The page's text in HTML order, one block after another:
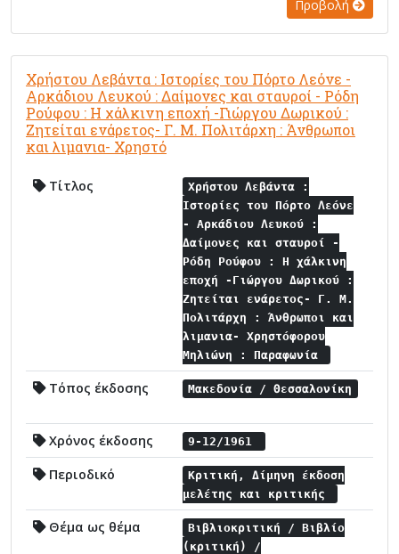
Προβολή
Χρήστου Λεβάντα : Ιστορίες του Πόρτο Λεόνε -
Αρκάδιου Λευκού : Δαίμονες και σταυροί - Ρόδη
Ρούφου : Η χάλκινη εποχή -Γιώργου Δωρικού :
Ζητείται ενάρετος- Γ. Μ. Πολιτάρχη : Άνθρωποι
και λιμανια- Χρηστό
Τίτλος
Χρήστου Λεβάντα :
Ιστορίες του Πόρτο Λεόνε
- Αρκάδιου Λευκού :
Δαίμονες και σταυροί -
Ρόδη Ρούφου : Η χάλκινη
εποχή -Γιώργου Δωρικού :
Ζητείται ενάρετος- Γ. Μ.
Πολιτάρχη : Άνθρωποι και
λιμανια- Χρηστόφορου
Μηλιώνη : Παραφωνία
Τόπος έκδοσης Μακεδονία / Θεσσαλονίκη
Χρόνος έκδοσης 9-12/1961
Περιοδικό
Κριτική, Δίμηνη έκδοση
μελέτης και κριτικής
Θέμα ως θέμα
Βιβλιοκριτική / Βιβλίο
(κριτική) /